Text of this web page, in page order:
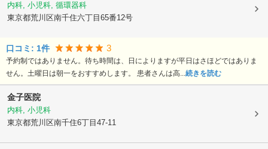
内科, 小児科, 循環器科
東京都荒川区南千住六丁目65番12号
口コミ: 1件 3
予約制ではありません。待ち時間は、日によりますが平日はさほどではありま
せん。土曜日は朝一をおすすめします。 患者さんは高...続きを読む
金子医院
内科, 小児科
東京都荒川区南千住6丁目47-11